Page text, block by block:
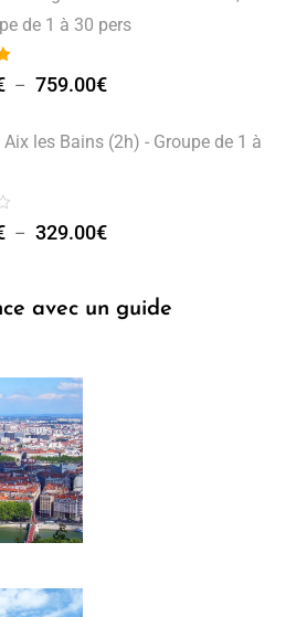
de 1 à 30 pers
– 759.00€
les Bains (2h) - Groupe de 1 à
– 329.00€
avec un guide